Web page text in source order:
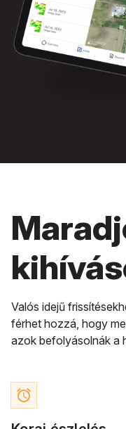
Valós idejű
férhet hozzá, hogy
azok befolyásolnák a
access_alarm